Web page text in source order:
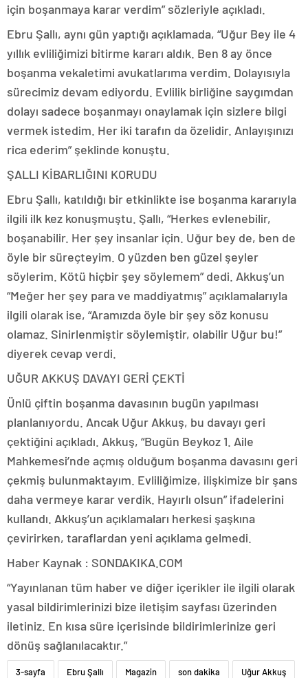
için boşanmaya karar verdim” sözleriyle açıkladı.
Ebru Şallı, aynı gün yaptığı açıklamada, “Uğur Bey ile 4
yıllık evliliğimizi bitirme kararı aldık. Ben 8 ay önce
boşanma vekaletimi avukatlarıma verdim. Dolayısıyla
sürecimiz devam ediyordu. Evlilik birliğine saygımdan
dolayı sadece boşanmayı onaylamak için sizlere bilgi
vermek istedim. Her iki tarafın da özelidir. Anlayışınızı
rica ederim” şeklinde konuştu.
ŞALLI KİBARLIĞINI KORUDU
Ebru Şallı, katıldığı bir etkinlikte ise boşanma kararıyla
ilgili ilk kez konuşmuştu. Şallı, “Herkes evlenebilir,
boşanabilir. Her şey insanlar için. Uğur bey de, ben de
öyle bir süreçteyim. O yüzden ben güzel şeyler
söylerim. Kötü hiçbir şey söylemem” dedi. Akkuş’un
“Meğer her şey para ve maddiyatmış” açıklamalarıyla
ilgili olarak ise, “Aramızda öyle bir şey söz konusu
olamaz. Sinirlenmiştir söylemiştir, olabilir Uğur bu!”
diyerek cevap verdi.
UĞUR AKKUŞ DAVAYI GERİ ÇEKTİ
Ünlü çiftin boşanma davasının bugün yapılması
planlanıyordu. Ancak Uğur Akkuş, bu davayı geri
çektiğini açıkladı. Akkuş, “Bugün Beykoz 1. Aile
Mahkemesi’nde açmış olduğum boşanma davasını geri
çekmiş bulunmaktayım. Evliliğimize, ilişkimize bir şans
daha vermeye karar verdik. Hayırlı olsun” ifadelerini
kullandı. Akkuş’un açıklamaları herkesi şaşkına
çevirirken, taraflardan yeni açıklama gelmedi.
Haber Kaynak : SONDAKIKA.COM
“Yayınlanan tüm haber ve diğer içerikler ile ilgili olarak
yasal bildirimlerinizi bize iletişim sayfası üzerinden
iletiniz. En kısa süre içerisinde bildirimlerinize geri
dönüş sağlanılacaktır.”
3-sayfa Ebru Şallı Magazin son dakika Uğur Akkuş